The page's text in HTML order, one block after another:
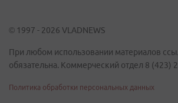
© 1997 - 2026 VLADNEWS
При любом использовании материалов
обязательна. Коммерческий отдел 8 (423)
Политика обработки персональных данных